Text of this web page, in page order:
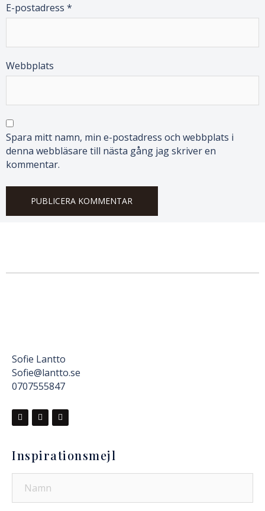
E-postadress *
Webbplats
Spara mitt namn, min e-postadress och webbplats i
denna webbläsare till nästa gång jag skriver en
kommentar.
Sofie Lantto
Sofie@lantto.se
0707555847
Inspirationsmejl